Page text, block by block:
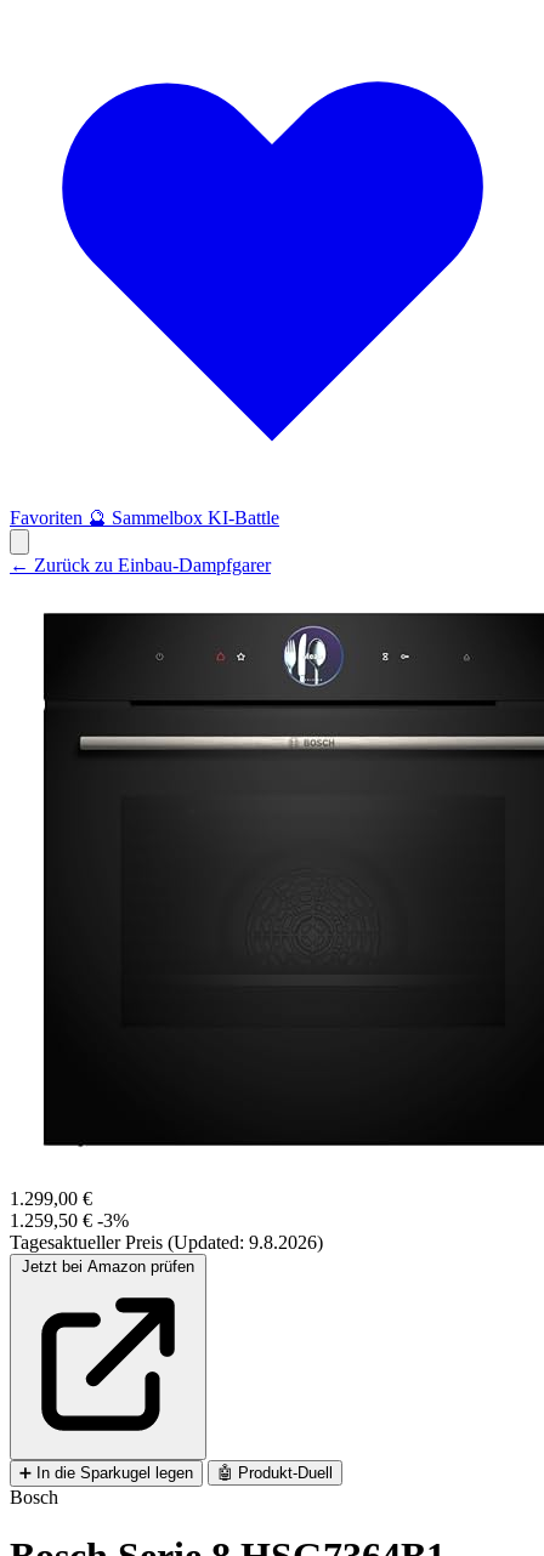
Favoriten 🔮 Sammelbox KI-Battle
← Zurück zu Einbau-Dampfgarer
1.299,00 €
1.259,50 € -3%
Tagesaktueller Preis (Updated: 9.8.2026)
➕ In die Sparkugel legen 🤖 Produkt-Duell
Bosch